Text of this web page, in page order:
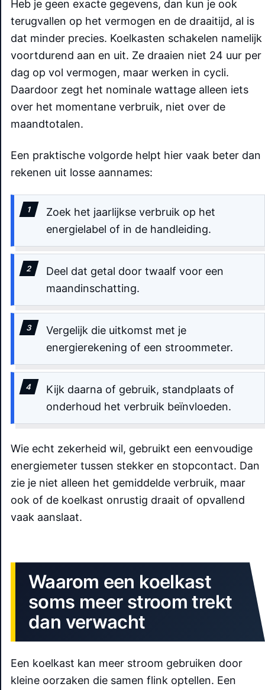
Heb je geen exacte gegevens, dan kun je ook
terugvallen op het vermogen en de draaitijd, al is
dat minder precies. Koelkasten schakelen namelijk
voortdurend aan en uit. Ze draaien niet 24 uur per
dag op vol vermogen, maar werken in cycli.
Daardoor zegt het nominale wattage alleen iets
over het momentane verbruik, niet over de
maandtotalen.
Een praktische volgorde helpt hier vaak beter dan
rekenen uit losse aannames:
Zoek het jaarlijkse verbruik op het
energielabel of in de handleiding.
Deel dat getal door twaalf voor een
maandinschatting.
Vergelijk die uitkomst met je
energierekening of een stroommeter.
Kijk daarna of gebruik, standplaats of
onderhoud het verbruik beïnvloeden.
Wie echt zekerheid wil, gebruikt een eenvoudige
energiemeter tussen stekker en stopcontact. Dan
zie je niet alleen het gemiddelde verbruik, maar
ook of de koelkast onrustig draait of opvallend
vaak aanslaat.
Waarom een koelkast
soms meer stroom trekt
dan verwacht
Een koelkast kan meer stroom gebruiken door
kleine oorzaken die samen flink optellen. Een